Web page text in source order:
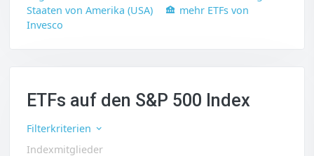
Staaten von Amerika (USA)
mehr ETFs von
Invesco
ETFs auf den S&P 500 Index
Filterkriterien
Indexmitglieder